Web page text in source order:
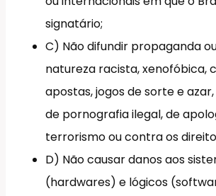
signatário;
C) Não difundir propaganda
natureza racista, xenofóbica,
apostas, jogos de sorte e
de pornografia ilegal, de
terrorismo ou contra os
D) Não causar danos aos
(hardwares) e lógicos